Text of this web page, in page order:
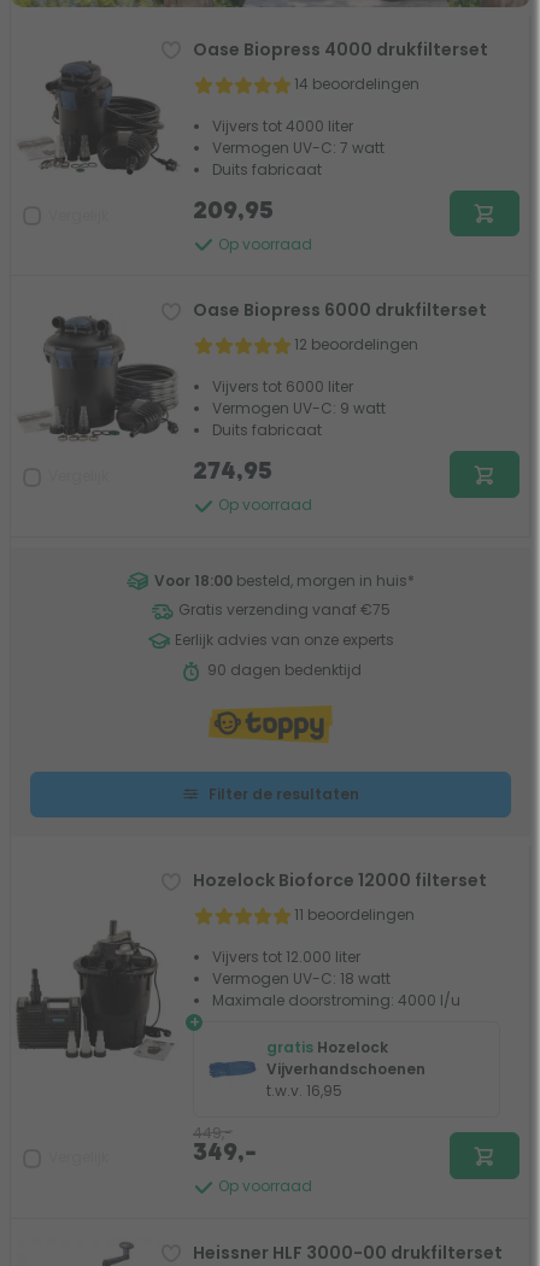
Oase Biopress 4000 drukfilterset
14 beoordelingen
Vijvers tot 4000 liter
Vermogen UV-C: 7 watt
Duits fabricaat
Op voorraad
209,95
Oase Biopress 6000 drukfilterset
12 beoordelingen
Vijvers tot 6000 liter
Vermogen UV-C: 9 watt
Duits fabricaat
Op voorraad
274,95
Voor 18:00 besteld, morgen in huis*
Gratis verzending vanaf €75
Eerlijk advies van onze experts
90 dagen bedenktijd
Filter de resultaten
Hozelock Bioforce 12000 filterset
11 beoordelingen
Vijvers tot 12.000 liter
Vermogen UV-C: 18 watt
Maximale doorstroming: 4000 l/u
+
gratis Hozelock
Vijverhandschoenen
t.w.v. 16,95
Op voorraad
449,-
349,-
Heissner HLF 3000-00 drukfilterset